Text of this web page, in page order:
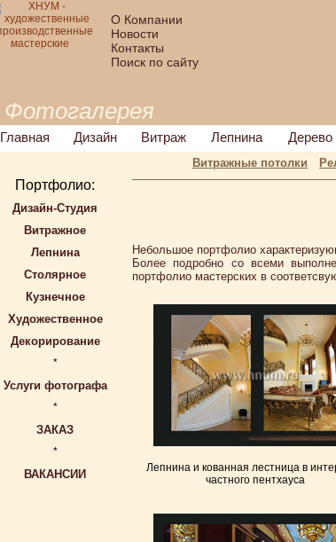
О Компании
Новости
Контакты
Поиск по сайту
Фотогалерея
Главная Дизайн Витраж Лепнина Дерево
Витражные потолки
Портфолио:
Дизайн-Студия
Витражное
Лепнина
Столярное
Кузнечное
Художественное
Декорирование
*
Услуги фотографа
*
ЗАКАЗ
*
ВАКАНСИИ
Небольшое портфолио
Более подробно со всеми
портфолио мастерских в
Лепнина и кованная лестница в
частного пентхауса